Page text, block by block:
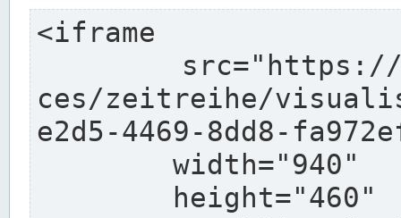
<iframe
ces/zeitreihe/
e2d5-4469-8dd8-